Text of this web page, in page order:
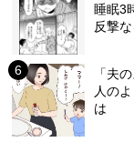
睡眠3
反撃
「夫
人の
は